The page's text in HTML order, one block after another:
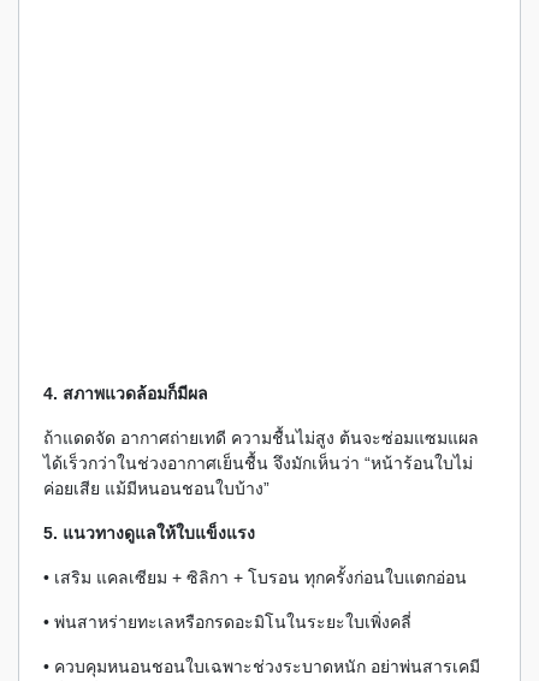
4. สภาพแวดล้อมก็มีผล
ถ้าแดดจัด อากาศถ่ายเทดี ความชื้นไม่สูง ต้นจะซ่อมแซมแผล
ได้เร็วกว่าในช่วงอากาศเย็นชื้น จึงมักเห็นว่า “หน้าร้อนใบไม่
ค่อยเสีย แม้มีหนอนชอนใบบ้าง”
5. แนวทางดูแลให้ใบแข็งแรง
• เสริม แคลเซียม + ซิลิกา + โบรอน ทุกครั้งก่อนใบแตกอ่อน
• พ่นสาหร่ายทะเลหรือกรดอะมิโนในระยะใบเพิ่งคลี่
• ควบคุมหนอนชอนใบเฉพาะช่วงระบาดหนัก อย่าพ่นสารเคมี